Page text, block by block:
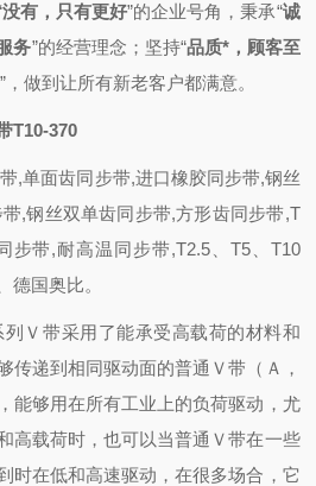
没有，只有更好”的企业号角，秉承“诚
务”的经营理念； 坚持“品质*，顾客至
”，做到让所有新老客户都满意。
T10-370
,单面齿同步带,进口橡胶同步带,钢丝
,钢丝双单齿同步带,方形齿同步带,T
步带,耐高温同步带,T2.5、T5、T10
德国奥比。
列Ｖ带采用了能承受高载荷的材料和
传递到相同驱动面的普通Ｖ带（Ａ，
能够用在所有工业上的负荷驱动，尤
高载荷时，也可以当普通Ｖ带在一些
时在低和高速驱动，在很多场合，它